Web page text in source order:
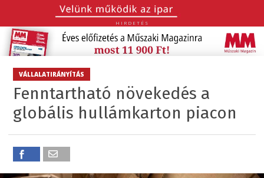
HIRDETÉS
VÁLLALATIRÁNYÍTÁS
Fenntartható növekedés a
globális hullámkarton piacon